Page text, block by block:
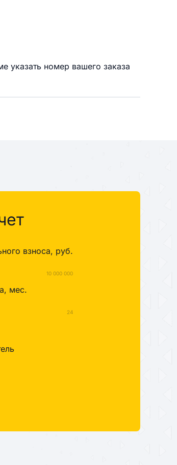
указать номер вашего заказа
взноса, руб.
10 000 000
мес.
24